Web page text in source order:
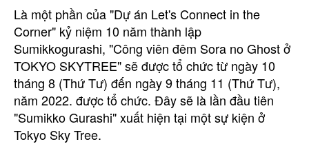
Là một phần của "Dự án Let's Connect in the
Corner" kỷ niệm 10 năm thành lập
Sumikkogurashi, "Công viên đêm Sora no Ghost ở
TOKYO SKYTREE" sẽ được tổ chức từ ngày 10
tháng 8 (Thứ Tư) đến ngày 9 tháng 11 (Thứ Tư),
năm 2022. được tổ chức. Đây sẽ là lần đầu tiên
"Sumikko Gurashi" xuất hiện tại một sự kiện ở
Tokyo Sky Tree.